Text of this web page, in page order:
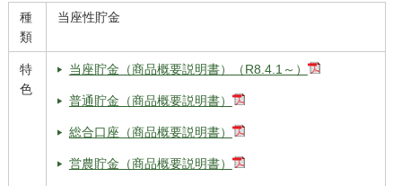
種
類
当座性貯金
特
色
当座貯金（商品概要説明書）（R8.4.1～）
普通貯金（商品概要説明書）
総合口座（商品概要説明書）
営農貯金（商品概要説明書）